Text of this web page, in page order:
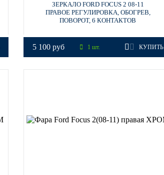
ЗЕРКАЛО FORD FOCUS 2 08-11
ПРАВОЕ РЕГУЛИРОВКА, ОБОГРЕВ,
ПОВОРОТ, 6 КОНТАКТОВ
5 100 руб 1 шт. КУПИТЬ